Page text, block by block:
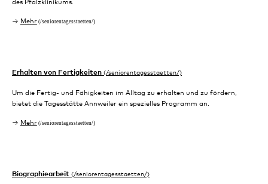
des Pfalzklinikums.
Mehr
Erhalten von Fertigkeiten
Um die Fertig- und Fähigkeiten im Alltag zu erhalten und zu fördern,
bietet die Tagesstätte Annweiler ein spezielles Programm an.
Mehr
Biographiearbeit